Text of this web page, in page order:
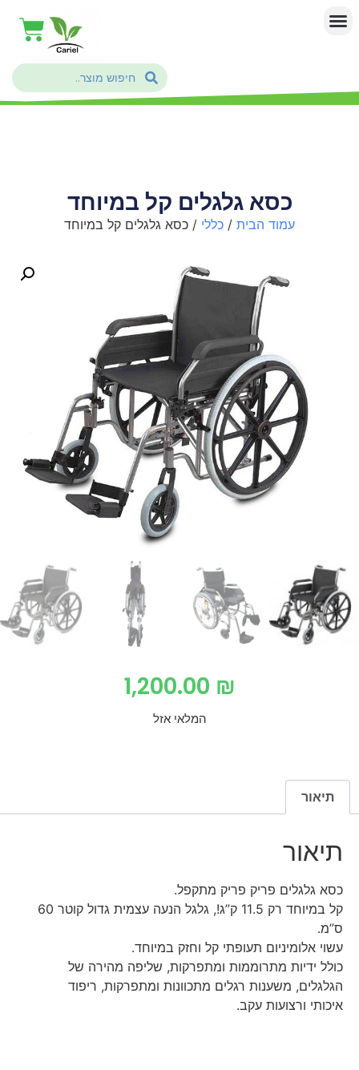
כסא גלגלים קל במיוחד
עמוד הבית / כללי / כסא גלגלים קל במיוחד
1,200.00 ₪
המלאי אזל
תיאור
תיאור
כסא גלגלים פריק פריק מתקפל.
קל במיוחד רק 11.5 ק”ג!, גלגל הנעה עצמית גדול קוטר 60
ס”מ.
עשוי אלומיניום תעופתי קל וחזק במיוחד.
כולל ידיות מתרוממות ומתפרקות, שליפה מהירה של
הגלגלים, משענות רגלים מתכוונות ומתפרקות, ריפוד
איכותי ורצועות עקב.